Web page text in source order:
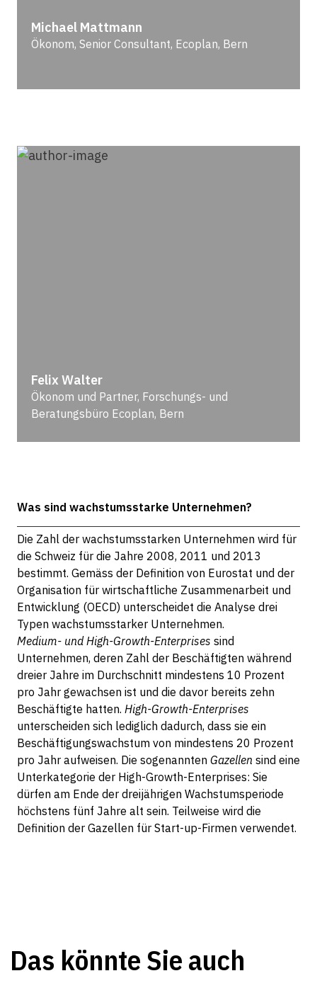
Michael Mattmann
Ökonom, Senior Consultant, Ecoplan, Bern
Felix Walter
Ökonom und Partner, Forschungs- und
Beratungsbüro Ecoplan, Bern
Was sind wachstumsstarke Unternehmen?
Die Zahl der wachstumsstarken Unternehmen wird für
die Schweiz für die Jahre 2008, 2011 und 2013
bestimmt. Gemäss der Definition von Eurostat und der
Organisation für wirtschaftliche Zusammenarbeit und
Entwicklung (OECD) unterscheidet die Analyse drei
Typen wachstumsstarker Unternehmen.
Medium- und High-Growth-Enterprises sind
Unternehmen, deren Zahl der Beschäftigten während
dreier Jahre im Durchschnitt mindestens 10 Prozent
pro Jahr gewachsen ist und die davor bereits zehn
Beschäftigte hatten. High-Growth-Enterprises
unterscheiden sich lediglich dadurch, dass sie ein
Beschäftigungswachstum von mindestens 20 Prozent
pro Jahr aufweisen. Die sogenannten Gazellen sind eine
Unterkategorie der High-Growth-Enterprises: Sie
dürfen am Ende der dreijährigen Wachstumsperiode
höchstens fünf Jahre alt sein. Teilweise wird die
Definition der Gazellen für Start-up-Firmen verwendet.
Das könnte Sie auch